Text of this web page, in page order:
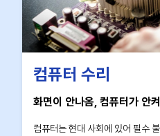
컴퓨터 수리
화면이 안나옴, 컴퓨터가 안
컴퓨터는 현대 사회에 있어 필수